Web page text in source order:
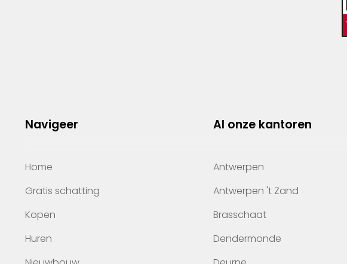
Navigeer
Home
Gratis schatting
Kopen
Huren
Al onze kantoren
Antwerpen
Antwerpen 't Zand
Brasschaat
Dendermonde